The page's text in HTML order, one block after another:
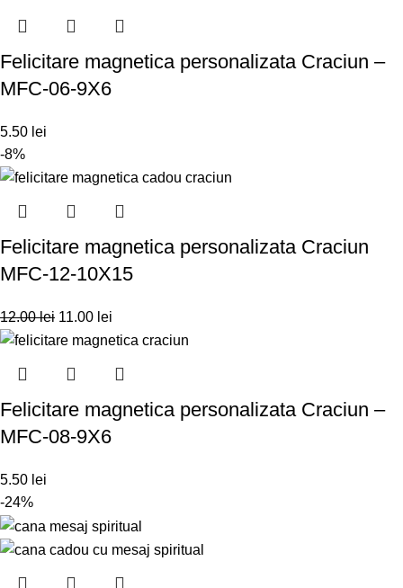
Felicitare magnetica personalizata Craciun –
MFC-06-9X6
5.50 lei
-8%
Felicitare magnetica personalizata Craciun
MFC-12-10X15
12.00lei 11.00 lei
Felicitare magnetica personalizata Craciun –
MFC-08-9X6
5.50 lei
-24%